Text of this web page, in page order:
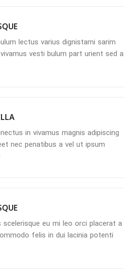
lectus varius dignistami sarim
vesti bulum part urient sed a
in vivamus magnis adipiscing
nec penatibus a vel ut ipsum
eu mi leo orci placerat a
felis in dui lacinia potenti